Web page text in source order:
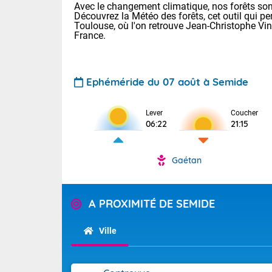
Pour la
Tendance
Avec le changement climatique, nos forêts
Découvrez la Météo des forêts, cet outil qui
Toulouse, où l'on retrouve Jean-Christophe
France.
Ephéméride du 07 août à Semide
Lever
06:22
Coucher
21:15
Gaétan
A PROXIMITÉ DE SEMIDE
Ville
Voici les
22/14 Paris :
Clermont-
Lille : 25/15
Demain
Très